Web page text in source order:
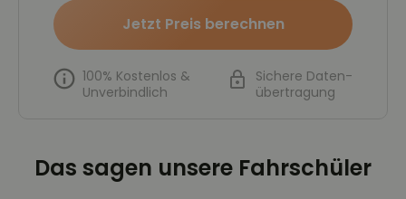
Jetzt Preis berechnen
100% Kostenlos &
Unverbindlich
Sichere Daten-
übertragung
Das sagen unsere Fahrschüler